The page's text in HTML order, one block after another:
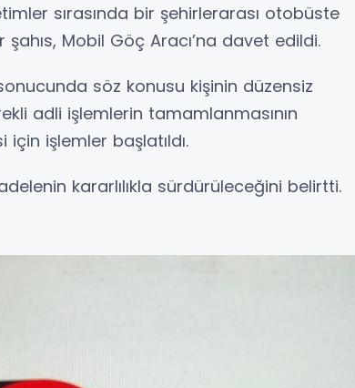
sırasında bir şehirlerarası otobüste
Mobil Göç Aracı’na davet edildi.
söz konusu kişinin düzensiz
adli işlemlerin tamamlanmasının
için işlemler başlatıldı.
kararlılıkla sürdürüleceğini belirtti.